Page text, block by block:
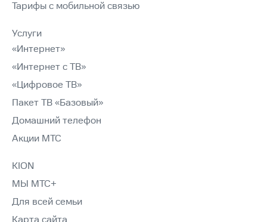
Тарифы с мобильной связью
Услуги
«Интернет»
«Интернет с ТВ»
«Цифровое ТВ»
Пакет ТВ «Базовый»
Домашний телефон
Акции МТС
KION
МЫ МТС+
Для всей семьи